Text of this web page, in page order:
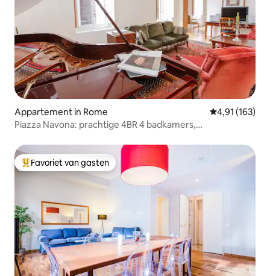
Appartement in Rome Gemiddelde
4,91 (163)
Piazza Navona: prachtige 4BR 4 badkamers,
Topfavoriet van gasten
Favoriet van gasten